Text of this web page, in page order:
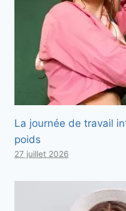
La journée de travail
poids
27 juillet 2026